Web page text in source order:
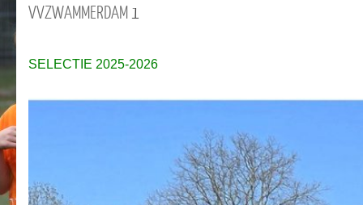
VVZWAMMERDAM1
SELECTIE 2025-2026